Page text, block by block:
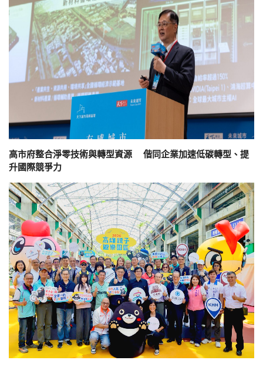
高市府整合淨零技術與轉型資源 偕同企業加速低碳轉型、提
升國際競爭力